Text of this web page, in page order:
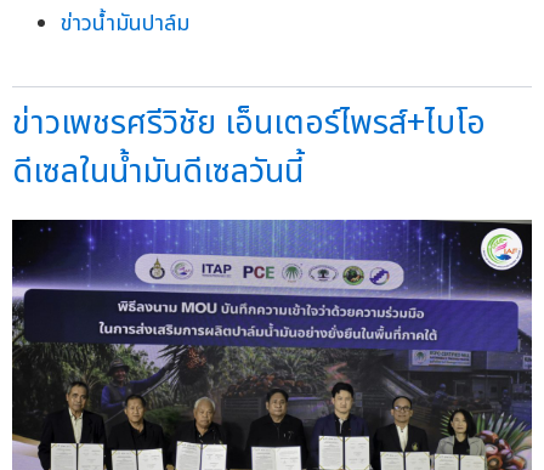
ข่าวน้ำมันปาล์ม
ข่าวเพชรศรีวิชัย เอ็นเตอร์ไพรส์+ไบโอ
ดีเซลในน้ำมันดีเซลวันนี้